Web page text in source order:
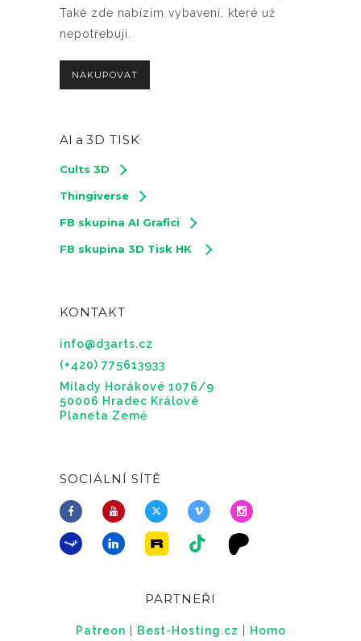
Také zde nabízím vybavení, které už
nepotřebuji.
NAKUPOVAT
AI a 3D TISK
Cults 3D
Thingiverse
FB skupina AI Grafici
FB skupina 3D Tisk HK
KONTAKT
info@d3arts.cz
(+420) 775613933
Milady Horákové 1076/9
50006 Hradec Králové
Planeta Země
SOCIÁLNÍ SÍTĚ
PARTNEŘI
Patreon Best-Hosting.cz Homo